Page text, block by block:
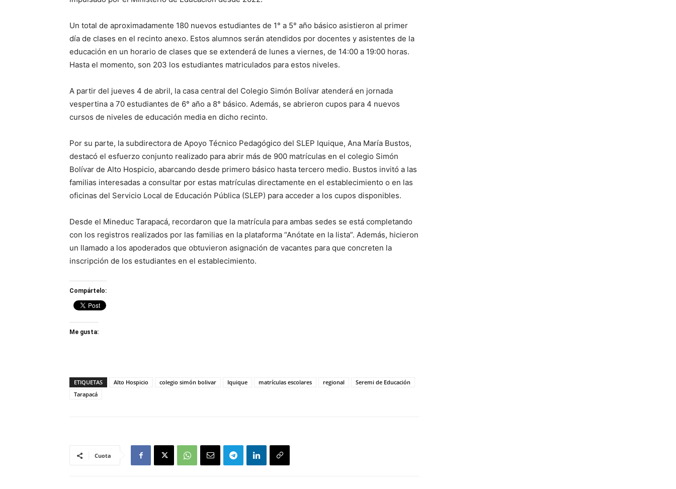
Un total de aproximadamente 180 nuevos estudiantes de 1° a 5° año básico asistieron al primer
día de clases en el recinto anexo. Estos alumnos serán atendidos por docentes y asistentes de la
educación en un horario de clases que se extenderá de lunes a viernes, de 14:00 a 19:00 horas.
Hasta el momento, son 203 los estudiantes matriculados para estos niveles.
A partir del jueves 4 de abril, la casa central del Colegio Simón Bolívar atenderá en jornada
vespertina a 70 estudiantes de 6° año a 8° básico. Además, se abrieron cupos para 4 nuevos
cursos de niveles de educación media en dicho recinto.
Por su parte, la subdirectora de Apoyo Técnico Pedagógico del SLEP Iquique, Ana María Bustos,
destacó el esfuerzo conjunto realizado para abrir más de 900 matrículas en el colegio Simón
Bolívar de Alto Hospicio, abarcando desde primero básico hasta tercero medio. Bustos invitó a las
familias interesadas a consultar por estas matrículas directamente en el establecimiento o en las
oficinas del Servicio Local de Educación Pública (SLEP) para acceder a los cupos disponibles.
Desde el Mineduc Tarapacá, recordaron que la matrícula para ambas sedes se está completando
con los registros realizados por las familias en la plataforma “Anótate en la lista”. Además, hicieron
un llamado a los apoderados que obtuvieron asignación de vacantes para que concreten la
inscripción de los estudiantes en el establecimiento.
Compártelo:
Me gusta:
ETIQUETAS Alto Hospicio colegio simón bolivar Iquique matrículas escolares regional
Seremi de Educación
Tarapacá
Cuota